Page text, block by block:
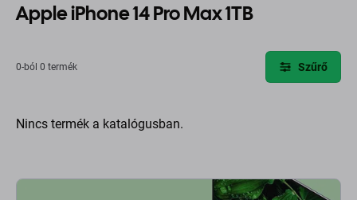
Apple iPhone 14 Pro Max 1TB
0-ból 0 termék Szűrő
Nincs termék a katalógusban.